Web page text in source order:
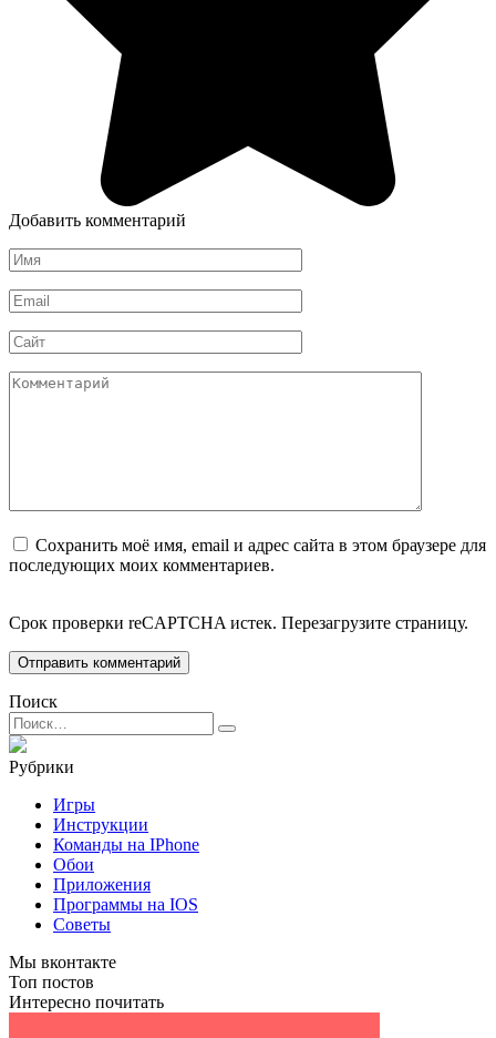
Добавить комментарий
Имя
*
Email
*
Сайт
Комментарий
Сохранить моё имя, email и адрес сайта в этом браузере для
последующих моих комментариев.
Срок проверки reCAPTCHA истек. Перезагрузите страницу.
Поиск
Search
for:
Рубрики
Игры
Инструкции
Команды на IPhone
Обои
Приложения
Программы на IOS
Советы
Мы вконтакте
Топ постов
Интересно почитать